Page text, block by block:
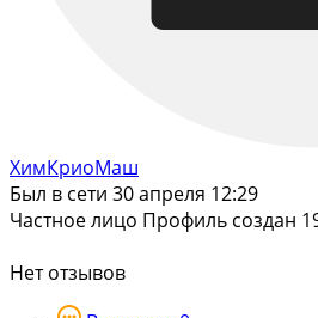
ХимКриоМаш
Был в сети 30 апреля 12:29
Частное лицо Профиль создан
Нет отзывов